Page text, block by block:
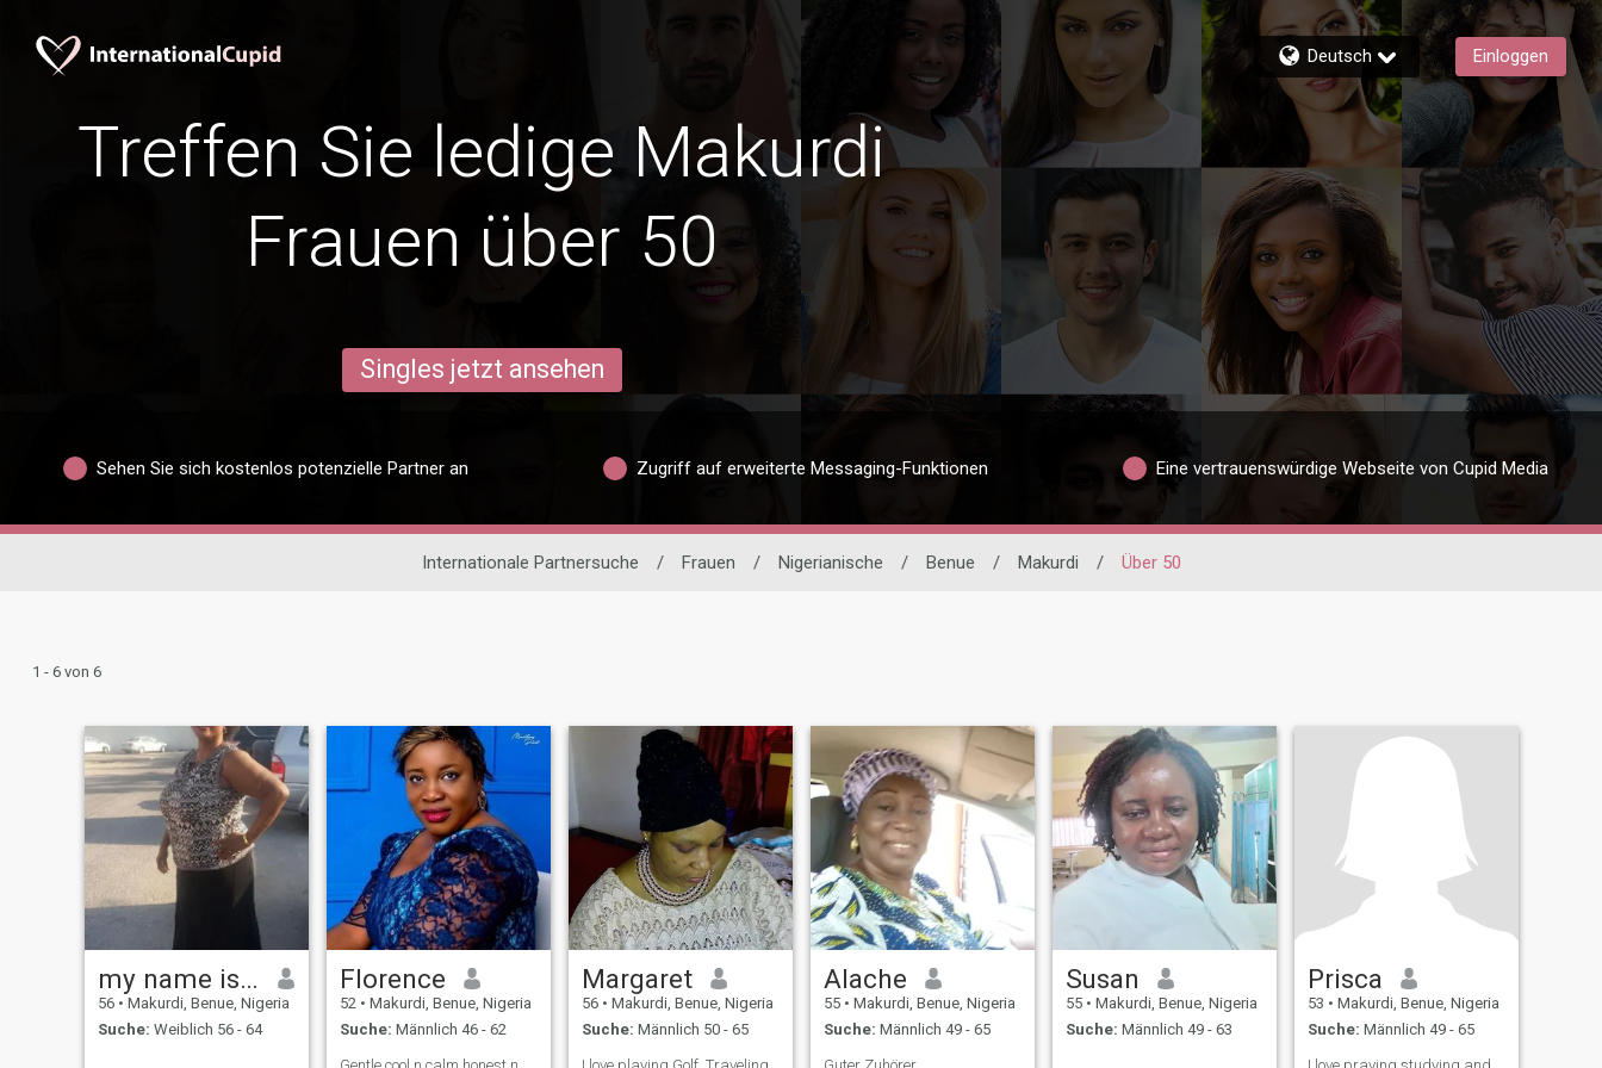
Deutsch Einloggen
Treffen Sie ledige Makurdi
Frauen über 50
Singles jetzt ansehen
Sehen Sie sich kostenlos potenzielle Partner an Zugriff auf erweiterte Messaging-Funktionen Eine vertrauenswürdige Webseite von Cupid Media
Internationale Partnersuche / Frauen / Nigerianische / Benue / Makurdi / Über 50
1 - 6 von 6
my name is Helen
56 • Makurdi, Benue, Nigeria
Suche: Weiblich 56 - 64
Florence
52 • Makurdi, Benue, Nigeria
Suche: Männlich 46 - 62
Margaret
56 • Makurdi, Benue, Nigeria
Suche: Männlich 50 - 65
Alache
55 • Makurdi, Benue, Nigeria
Suche: Männlich 49 - 65
Susan
55 • Makurdi, Benue, Nigeria
Suche: Männlich 49 - 63
Prisca
53 • Makurdi, Benue, Nigeria
Suche: Männlich 49 - 65